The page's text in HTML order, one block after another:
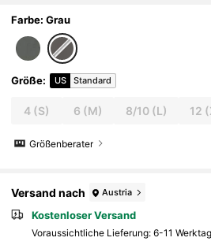
Farbe: Grau
Größe: US Standard
4 (S) 6 (M) 8/10(L) 12
Größenberater
Versand nach Austria
Kostenloser Versand
Voraussichtliche Lieferung: 6-11